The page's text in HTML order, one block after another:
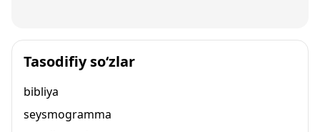
Tasodifiy so‘zlar
bibliya
seysmogramma